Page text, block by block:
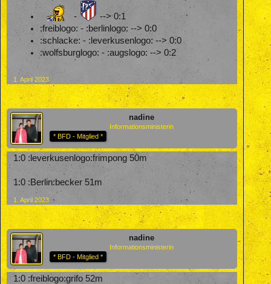
-
--> 0:1
:freiblogo: - :berlinlogo: --> 0:0
:schlacke: - :leverkusenlogo: --> 0:0
:wolfsburglogo: - :augslogo: --> 0:2
1. April 2023
nadine
Informationsministerin
* BFD - Mitglied *
1:0 :leverkusenlogo:frimpong 50m
1:0 :Berlin:becker 51m
1. April 2023
nadine
Informationsministerin
* BFD - Mitglied *
1:0 :freiblogo:grifo 52m